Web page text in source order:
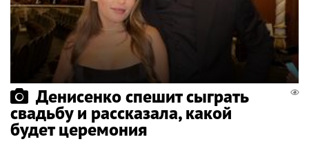
Денисенко спешит сыграть
свадьбу и рассказала, какой
будет церемония